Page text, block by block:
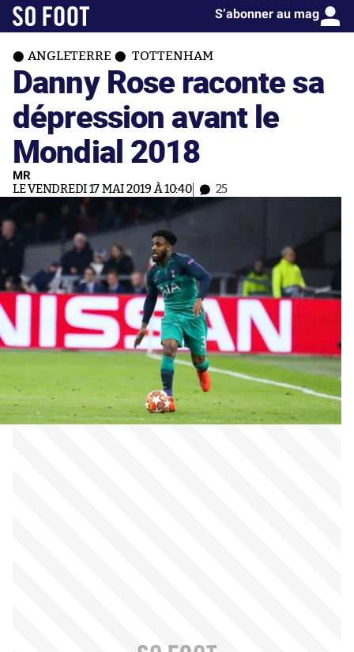
S’abonner au mag
ANGLETERRE TOTTENHAM
Danny Rose raconte sa
dépression avant le
Mondial 2018
MR
LE VENDREDI 17 MAI 2019 À 10:40 25